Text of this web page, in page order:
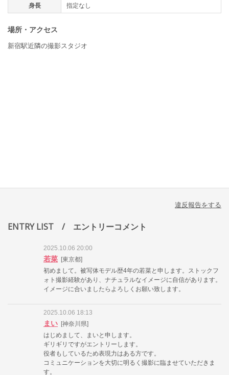
身長 指定なし
場所・アクセス
新宿駅近隣の撮影スタジオ
違反報告をする
ENTRY LIST / エントリーコメント
2025.10.06 20:00
若菜 [東京都]
初めまして。被写体モデル歴4年の若菜と申します。ストックフ
ォト撮影経験があり、ナチュラルなイメージに自信があります。
イメージに合いましたらよろしくお願い致します。
2025.10.06 18:13
まい [神奈川県]
はじめまして、まいと申します。
ギリギリですがエントリーします。
役者もしているため表現力はある方です。
コミュニケーションを大切に明るく撮影に臨ませていただきま
す。